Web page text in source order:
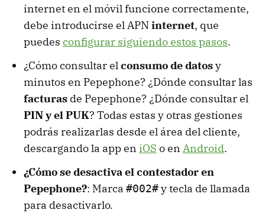
internet en el móvil funcione correctamente,
debe introducirse el APNinternet, que
puedes configurar siguiendo estos pasos.
¿Cómo consultar elconsumo de datosy
minutos en Pepephone? ¿Dónde consultar las
facturas de Pepephone? ¿Dónde consultar el
PIN y el PUK? Todas estas y otras gestiones
podrás realizarlas desde el área del cliente,
descargando la app en iOS o en Android.
¿Cómo se desactiva el contestador en
Pepephone?: Marca #002#y tecla de llamada
para desactivarlo.